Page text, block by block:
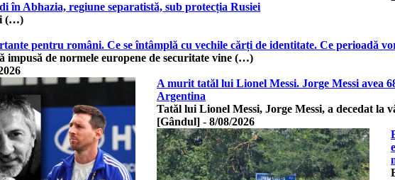
Abhazia, regiune separatistă, sub protecția Rusiei
(…)
pentru români. Ce se întâmplă cu vechile cărți de identitate. Ce perioadă
impusă de normele europene de securitate vine (…)
A murit tatăl lui Lionel Messi. Jorge Messi avea
Argentina
Tatăl lui Lionel Messi, Jorge Messi, a decedat la
[Gândul] - 8/08/2026